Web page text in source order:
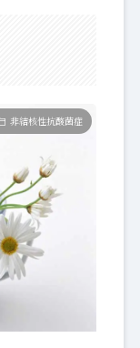
非結核性抗酸菌症